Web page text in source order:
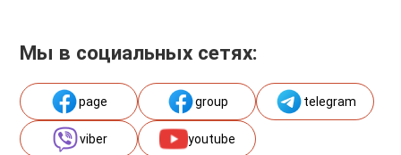
Мы в социальных сетях:
page group telegram
viber youtube